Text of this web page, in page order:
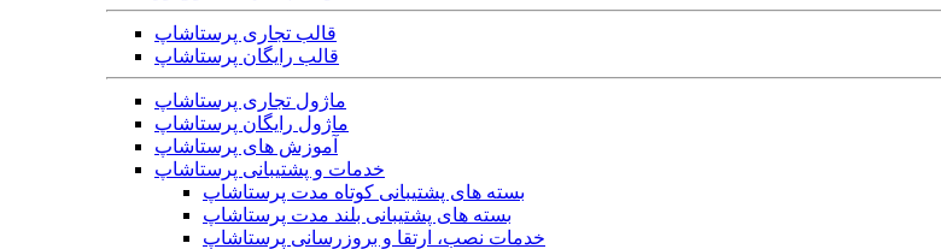
قالب تجاری پرستاشاپ
قالب رایگان پرستاشاپ
ماژول تجاری پرستاشاپ
ماژول رایگان پرستاشاپ
آموزش های پرستاشاپ
خدمات و پشتیبانی پرستاشاپ
بسته های پشتیبانی کوتاه مدت پرستاشاپ
بسته های پشتیبانی بلند مدت پرستاشاپ
خدمات نصب، ارتقا و بروزرسانی پرستاشاپ